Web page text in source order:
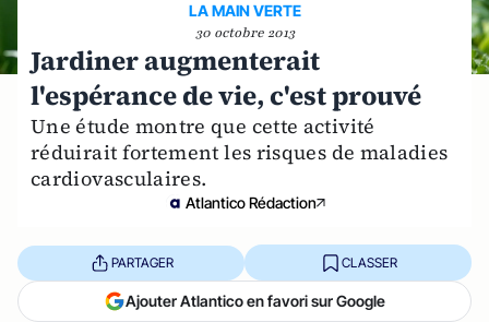
LA MAIN VERTE
30 octobre 2013
Jardiner augmenterait
l'espérance de vie, c'est prouvé
Une étude montre que cette activité
réduirait fortement les risques de maladies
cardiovasculaires.
Atlantico Rédaction
PARTAGER CLASSER
Ajouter Atlantico en favori sur Google